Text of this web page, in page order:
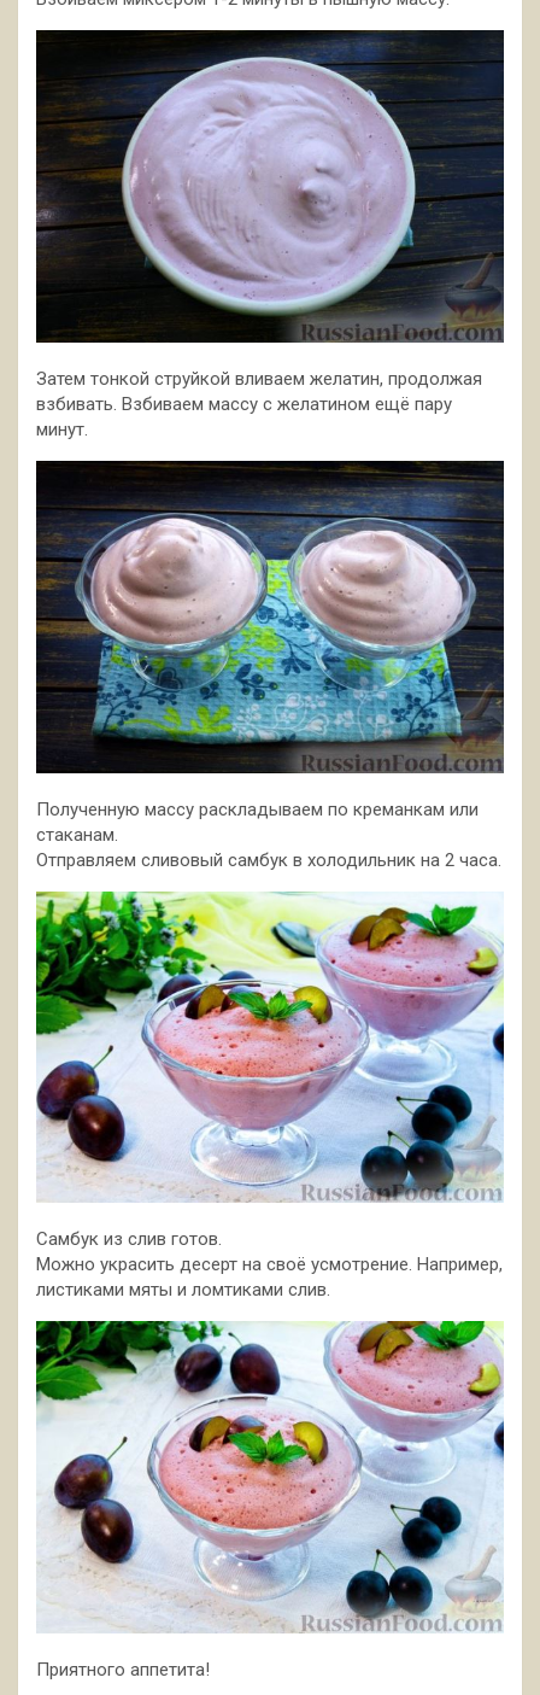
Затем тонкой струйкой вливаем желатин, продолжая
взбивать. Взбиваем массу с желатином ещё пару
минут.
Полученную массу раскладываем по креманкам или
стаканам.
Отправляем сливовый самбук в холодильник на 2 часа.
Самбук из слив готов.
Можно украсить десерт на своё усмотрение. Например,
листиками мяты и ломтиками слив.
Приятного аппетита!